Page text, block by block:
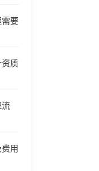
需要
资质
流
用